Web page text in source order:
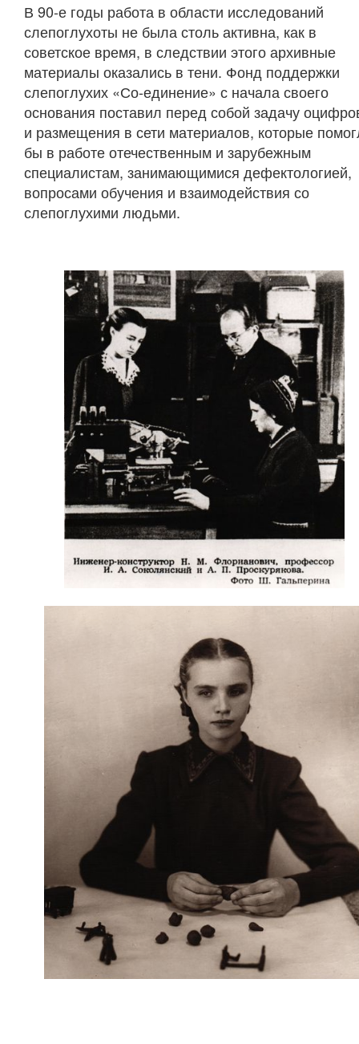
В 90-е годы работа в области исследований
слепоглухоты не была столь активна, как в
советское время, в следствии этого архивные
материалы оказались в тени. Фонд поддержки
слепоглухих «Со-единение» с начала своего
основания поставил перед собой задачу
и размещения в сети материалов, которые
бы в работе отечественным и зарубежным
специалистам, занимающимися дефектологией,
вопросами обучения и взаимодействия со
слепоглухими людьми.